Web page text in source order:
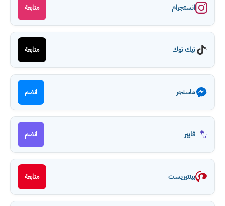
انستجرام متابعة
تيك توك متابعة
ماسنجر انضم
فايبر انضم
بينتيريست متابعة